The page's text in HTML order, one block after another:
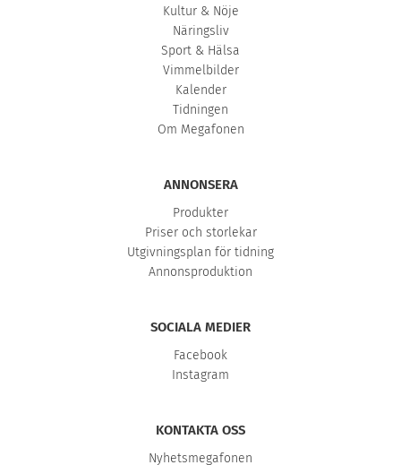
Kultur & Nöje
Näringsliv
Sport & Hälsa
Vimmelbilder
Kalender
Tidningen
Om Megafonen
ANNONSERA
Produkter
Priser och storlekar
Utgivningsplan för tidning
Annonsproduktion
SOCIALA MEDIER
Facebook
Instagram
KONTAKTA OSS
Nyhetsmegafonen